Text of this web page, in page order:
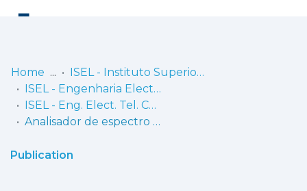
Communities
& Collections
Home
ISEL - Instituto Superior de Engenharia de Lisboa
ISEL - Engenharia Electrónica, Telecomunicações e Computadores
ISEL - Eng. Elect. Tel. Comp. - Dissertações de Mestrado
Analisador de espectro de baixo custo com frequência de operação entre 2 e 3 GHz
Publication